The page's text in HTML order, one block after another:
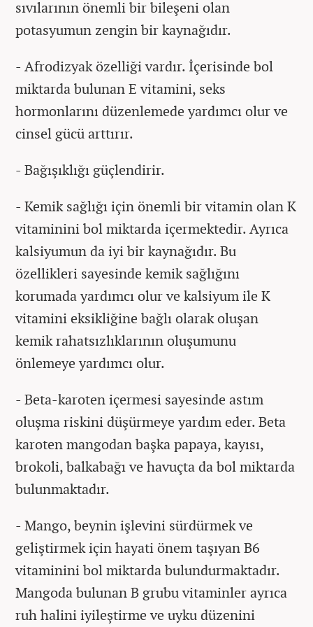
sıvılarının önemli bir bileşeni olan
potasyumun zengin bir kaynağıdır.
- Afrodizyak özelliği vardır. İçerisinde bol
miktarda bulunan E vitamini, seks
hormonlarını düzenlemede yardımcı olur ve
cinsel gücü arttırır.
- Bağışıklığı güçlendirir.
- Kemik sağlığı için önemli bir vitamin olan K
vitaminini bol miktarda içermektedir. Ayrıca
kalsiyumun da iyi bir kaynağıdır. Bu
özellikleri sayesinde kemik sağlığını
korumada yardımcı olur ve kalsiyum ile K
vitamini eksikliğine bağlı olarak oluşan
kemik rahatsızlıklarının oluşumunu
önlemeye yardımcı olur.
- Beta-karoten içermesi sayesinde astım
oluşma riskini düşürmeye yardım eder. Beta
karoten mangodan başka papaya, kayısı,
brokoli, balkabağı ve havuçta da bol miktarda
bulunmaktadır.
- Mango, beynin işlevini sürdürmek ve
geliştirmek için hayati önem taşıyan B6
vitaminini bol miktarda bulundurmaktadır.
Mangoda bulunan B grubu vitaminler ayrıca
ruh halini iyileştirme ve uyku düzenini